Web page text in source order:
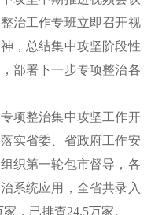
治工作专班立即召开视
，总结集中攻坚阶段性
部署下一步专项整治各
整治集中攻坚工作开
实省委、省政府工作安
织第一轮包市督导，各
系统应用，全省共录入
，已排查24.5万家。